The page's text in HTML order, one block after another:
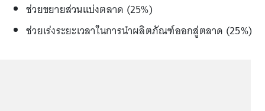
ช่วยขยายส่วนแบ่งตลาด (25%)
ช่วยเร่งระยะเวลาในการนำผลิตภัณฑ์ออกสู่ตลาด (25%)